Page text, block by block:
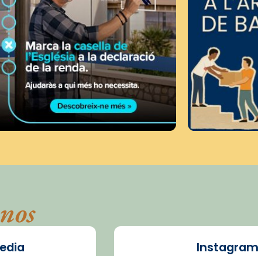
Instagram